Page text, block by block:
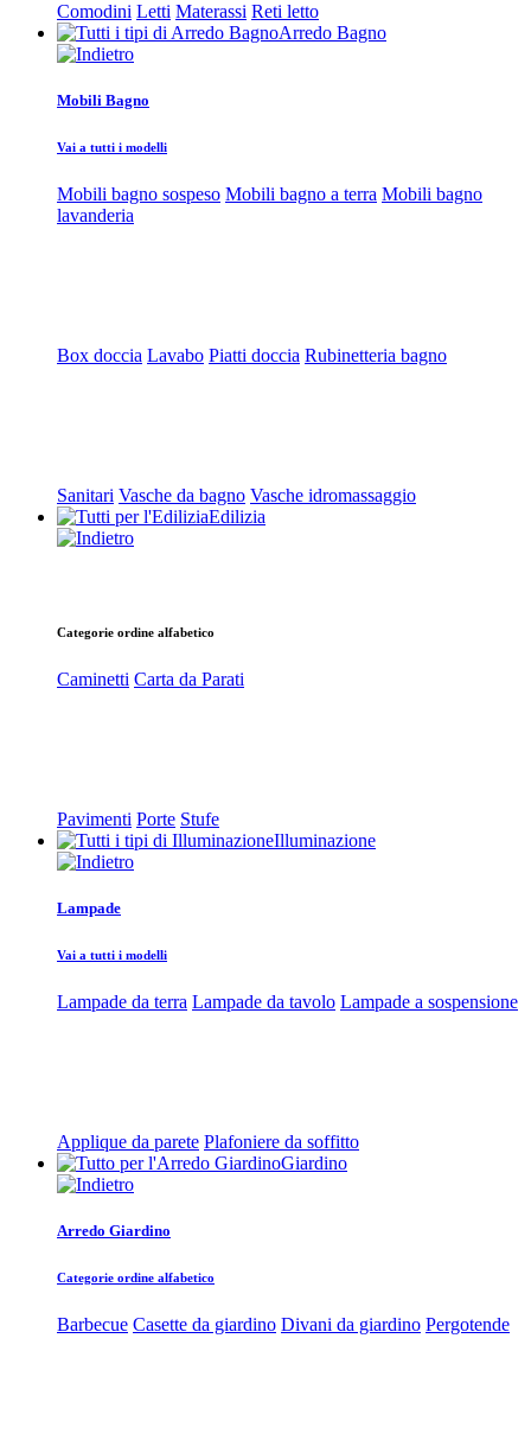
Comodini Letti Materassi Reti letto
Arredo Bagno
Mobili Bagno
Vai a tutti i modelli
Mobili bagno sospeso Mobili bagno a terra Mobili bagno
lavanderia
Box doccia Lavabo Piatti doccia Rubinetteria bagno
Sanitari Vasche da bagno Vasche idromassaggio
Edilizia
Categorie ordine alfabetico
Caminetti Carta da Parati
Pavimenti Porte Stufe
Illuminazione
Lampade
Vai a tutti i modelli
Lampade da terra Lampade da tavolo Lampade a sospensione
Applique da parete Plafoniere da soffitto
Giardino
Arredo Giardino
Categorie ordine alfabetico
Barbecue Casette da giardino Divani da giardino Pergotende